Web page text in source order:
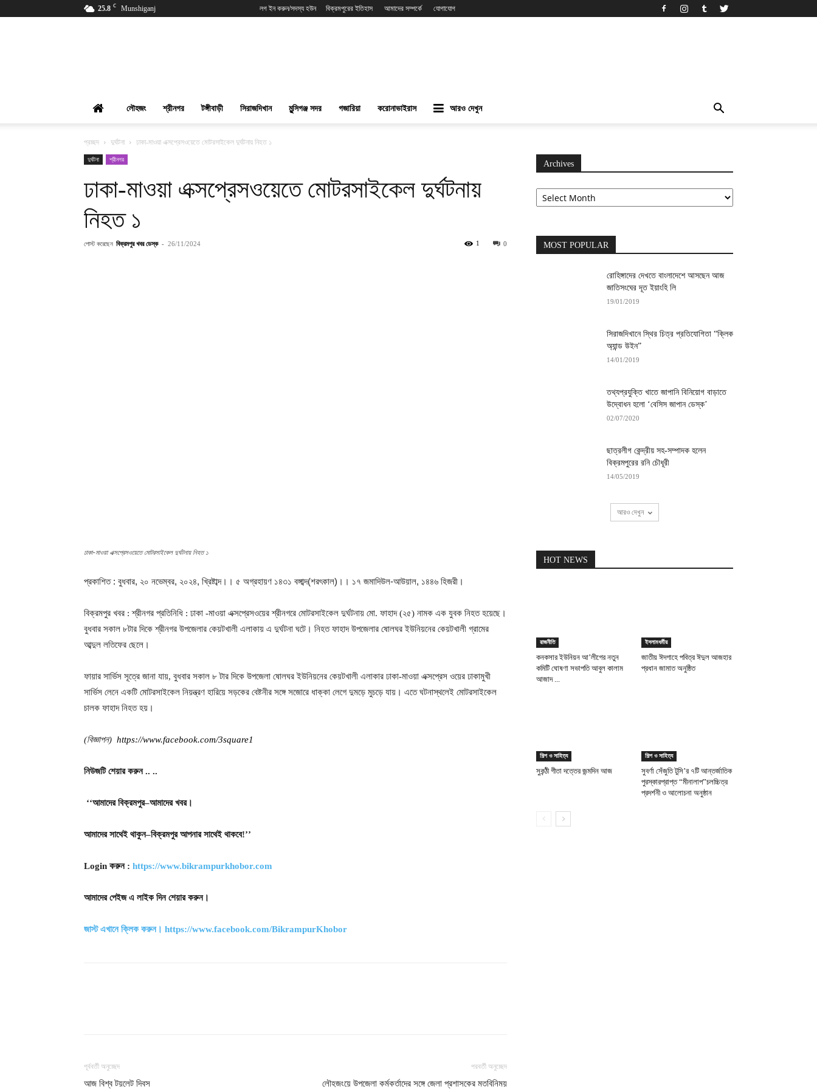
25.8 C Munshiganj লগ ইন করুন/সদস্য হউন বিক্রমপুরের ইতিহাস আমাদের সম্পর্কে যোগাযোগ
লৌহজং শ্রীনগর টঙ্গীবাড়ী সিরাজদিখান মুন্সিগঞ্জ সদর গজারিয়া করোনাভাইরাস আরও দেখুন
প্রচ্ছদ দুর্ঘটনা
ঢাকা-মাওয়া এক্সপ্রেসওয়েতে মোটরসাইকেল দুর্ঘটনায় নিহত ১
দুর্ঘটনা
শ্রীনগর
ঢাকা-মাওয়া এক্সপ্রেসওয়েতে মোটরসাইকেল দুর্ঘটনায়
নিহত ১
পোস্ট করেছেন বিক্রমপুর খবর ডেস্ক - 26/11/2024 0
1
ঢাকা-মাওয়া এক্সপ্রেসওয়েতে মোটরসাইকেল দুর্ঘটনায় নিহত ১
প্রকাশিত : বুধবার, ২০ নভেম্বর, ২০২৪, খ্রিষ্টাব্দ।। ৫ অগ্রহায়ণ ১৪৩১ বঙ্গাব্দ(শরৎকাল)।। ১৭ জমাদিউল-আউয়াল, ১৪৪৬ হিজরী।
বিক্রমপুর খবর :শ্রীনগর প্রতিনিধি : ঢাকা -মাওয়া এক্সপ্রেসওয়ের শ্রীনগরে মোটরসাইকেল দুর্ঘটনায় মো. ফাহাদ (২৫) নামক এক যুবক নিহত হয়েছে।
বুধবার সকাল ৮টার দিকে শ্রীনগর উপজেলার কেয়টখালী এলাকায় এ দুর্ঘটনা ঘটে। নিহত ফাহাদ উপজেলার ষোলঘর ইউনিয়নের কেয়টখালী গ্রামের
আব্দুল লতিফের ছেলে।
ফায়ার সার্ভিস সূত্রে জানা যায়, বুধবার সকাল ৮ টার দিকে উপজেলা ষোলঘর ইউনিয়নের কেয়টখালী এলাকার ঢাকা-মাওয়া এক্সপ্রেস ওয়ের ঢাকামুখী
সার্ভিস লেনে একটি মোটরসাইকেল নিয়ন্ত্রণ হারিয়ে সড়কের বেষ্টনীর সঙ্গে সজোরে ধাক্কা লেগে দুমড়ে মুচড়ে যায়। এতে ঘটনাস্থলেই মোটরসাইকেল
চালক ফাহাদ নিহত হয়।
(বিজ্ঞাপন) https://www.facebook.com/3square1
নিউজটি শেয়ার করুন.. ..
‘‘আমাদের বিক্রমপুর–আমাদের খবর।
আমাদের সাথেই থাকুন–বিক্রমপুর আপনার সাথেই থাকবে!’’
Login করুন: https://www.bikrampurkhobor.com
আমাদের পেইজ এ লাইক দিন শেয়ার করুন।
জাস্ট এখানে ক্লিক করুন। https://www.facebook.com/BikrampurKhobor
পূর্ববর্তী অনুচ্ছেদ
আজ বিশ্ব টয়লেট দিবস
পরবর্তী অনুচ্ছেদ
লৌহজংয়ে উপজেলা কর্মকর্তাদের সঙ্গে জেলা প্রশাসকের মতবিনিময়
Archives
Archives
MOST POPULAR
রোহিঙ্গাদের দেখতে বাংলাদেশে আসছেন আজ
জাতিসংঘের দূত ইয়াংহি লি
19/01/2019
সিরাজদিখানে স্থির চিত্র প্রতিযোগিতা “ক্লিক
অ্যান্ড উইন”
14/01/2019
তথ্যপ্রযুক্তি খাতে জাপানি বিনিয়োগ বাড়াতে
উদ্বোধন হলো ‘বেসিস জাপান ডেস্ক’
02/07/2020
ছাত্রলীগ কেন্দ্রীয় সহ-সম্পাদক হলেন
বিক্রমপুরের রনি চৌধূরী
14/05/2019
আরও দেখুন
HOT NEWS
রাজনীতি
কনকসার ইউনিয়ন আ’লীগের নতুন
কমিটি ঘোষণা সভাপতি আবুল কালাম
আজাদ ...
ইসলামধর্মীয়
জাতীয় ঈদগাহে পবিত্র ঈদুল আজহার
প্রধান জামাত অনুষ্ঠিত
শিল্প ও সাহিত্য
সুকন্ঠী গীতা দত্তের জন্মদিন আজ
শিল্প ও সাহিত্য
সুবর্ণা সেঁজুতি টুসি’র ৭টি আন্তর্জাতিক
পুরস্কারপ্রাপ্ত “মীনালাপ”চলচ্চিত্র
প্রদর্শনী ও আলোচনা অনুষ্ঠান